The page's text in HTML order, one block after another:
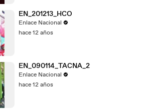
EN_201213_HCO
Enlace Nacional
hace 12 años
EN_090114_TACNA_2
Enlace Nacional
hace 12 años